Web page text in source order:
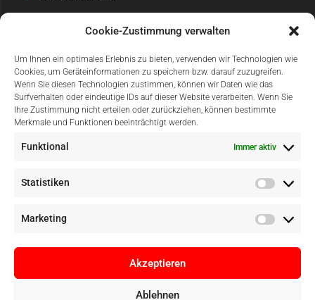
Cookie-Zustimmung verwalten
Um Ihnen ein optimales Erlebnis zu bieten, verwenden wir Technologien wie
Cookies, um Geräteinformationen zu speichern bzw. darauf zuzugreifen.
Wenn Sie diesen Technologien zustimmen, können wir Daten wie das
Surfverhalten oder eindeutige IDs auf dieser Website verarbeiten. Wenn Sie
Ihre Zustimmung nicht erteilen oder zurückziehen, können bestimmte
Merkmale und Funktionen beeinträchtigt werden.
Funktional Immer aktiv
Statistiken
Marketing
Akzeptieren
Ablehnen
Einfach Online Bezahlen